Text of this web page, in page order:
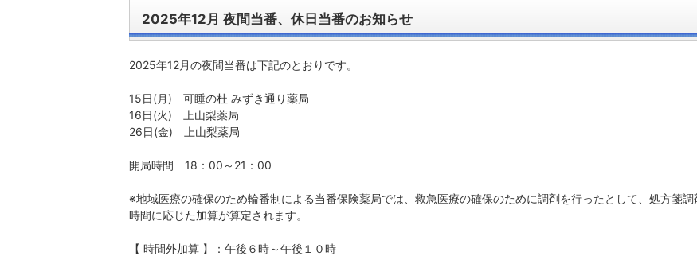
2025年12月 夜間当番、休日当番のお知らせ
2025年12月の夜間当番は下記のとおりです。
15日(月) 可睡の杜 みずき通り薬局
16日(火) 上山梨薬局
26日(金) 上山梨薬局
開局時間 18：00～21：00
※地域医療の確保のため輪番制による当番保険薬局では、救急医療の確保のために調剤を行ったとして、処方箋調
時間に応じた加算が算定されます。
【 時間外加算 】：午後６時～午後１０時